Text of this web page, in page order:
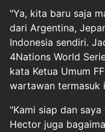
"Ya, kita baru saja
dari Argentina,
Indonesia sendiri.
4Nations World
kata Ketua Umum
wartawan termasuk
"Kami siap dan
Hector juga